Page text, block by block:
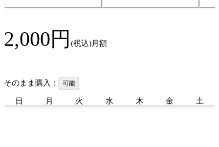
2,000円 (税込)月額
そのまま購入： 可能
日 月 火 水 木 金 土